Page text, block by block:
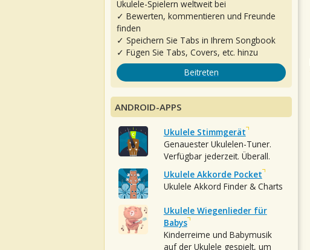
Ukulele-Spielern weltweit bei
✓ Bewerten, kommentieren und Freunde
finden
✓ Speichern Sie Tabs in Ihrem Songbook
✓ Fügen Sie Tabs, Covers, etc. hinzu
Beitreten
ANDROID-APPS
Ukulele Stimmgerät
Genauester Ukulelen-Tuner.
Verfügbar jederzeit. Überall.
Ukulele Akkorde Pocket
Ukulele Akkord Finder & Charts
Ukulele Wiegenlieder für
Babys
Kinderreime und Babymusik
auf der Ukulele gespielt, um